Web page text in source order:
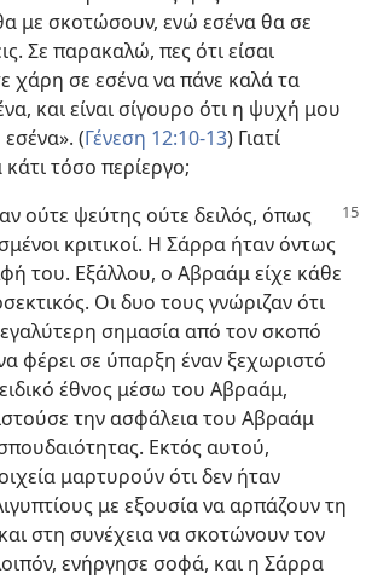
με σκοτώσουν, ενώ εσένα θα σε
Σε παρακαλώ, πες ότι είσαι
χάρη σε εσένα να πάνε καλά τα
και είναι σίγουρο ότι η ψυχή μου
(Γένεση 12:10-13) Γιατί
τόσο περίεργο;
ούτε ψεύτης ούτε δειλός, όπως
κριτικοί. Η Σάρρα ήταν όντως
του. Εξάλλου, ο Αβραάμ είχε κάθε
Οι δυο τους γνώριζαν ότι
σημασία από τον σκοπό
φέρει σε ύπαρξη έναν ξεχωριστό
έθνος μέσω του Αβραάμ,
την ασφάλεια του Αβραάμ
Εκτός αυτού,
μαρτυρούν ότι δεν ήταν
με εξουσία να αρπάζουν τη
στη συνέχεια να σκοτώνουν τον
ενήργησε σοφά, και η Σάρρα